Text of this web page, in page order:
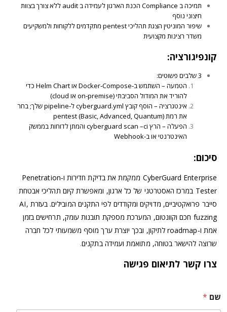
תמיכה ב Compliance הכנת הארגון לעמידה ב audit ללא צורך בצוות
חיצוני נוסף
שיפור המוניטין הצגת תהליכיpentestמתקדמים ללקוחות ולמשקיעים
משדר רצינות מקצועית
קונפיגורציה:
3 שלבים פשוטים:
הטמעה – השתמש ב‑Docker‑Compose או Helm Chart כדי
להוריד את המודול הסביבתי (on‑premise או cloud)
אינטגרציה – הוסף קובץ cyberguard.yml ל‑pipeline שלך; בחר
את רמת pentest (Basic, Advanced, Quantum)
הפעלה – הרץ cyberguard scan –ci והמתן לדוחות בממשק
האינטרנטי או ב‑Webhook
סיכום:
CyberGuard Enterprise ממקמת את בדיקת חדירות ו‑Penetration
Tester במרכז האסטרטגי של כל ארגון, ומאפשרת קיום תהליכי אבטחת
סייבר פרואקטיביים, מדויקים ומקודדים לפי התקנים המובילים. בעזרת AI,
fuzzing חכם וקוונטום, המערכת מספקת תובנות עומק, תרחישים בזמן
אמת ו‑roadmap לתיקון, ובכך יוצרת ערך מוסף משמעותי לכל חברה
שרוצה להישאר בטוחה, מתואמת ועמידה בתקנים.
צרו קשר לתיאום פגישה
שם *